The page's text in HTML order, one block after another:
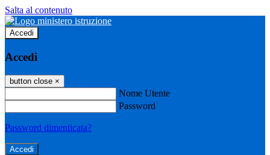
Salta al contenuto
Accedi
Accedi
button close ×
Nome Utente
Password
Password dimenticata?